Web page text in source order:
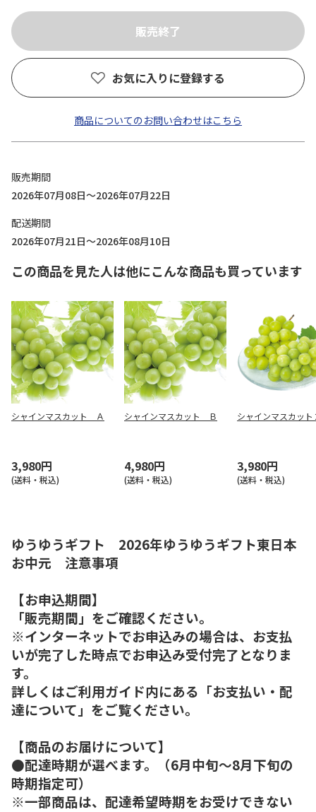
お気に入りに登録する
商品についてのお問い合わせはこちら
販売期間
2026年07月08日～2026年07月22日
配送期間
2026年07月21日～2026年08月10日
この商品を見た人は他にこんな商品も買っています
シャインマスカット Ａ
3,980円
(送料・税込)
シャインマスカット Ｂ
4,980円
(送料・税込)
シャインマスカット
3,980円
(送料・税込)
ゆうゆうギフト 2026年ゆうゆうギフト東日本
お中元 注意事項
【お申込期間】
「販売期間」をご確認ください。
※インターネットでお申込みの場合は、お支払
いが完了した時点でお申込み受付完了となりま
す。
詳しくはご利用ガイド内にある「お支払い・配
達について」をご覧ください。
【商品のお届けについて】
●配達時期が選べます。（6月中旬～8月下旬の
時期指定可）
※一部商品は、配達希望時期をお受けできない